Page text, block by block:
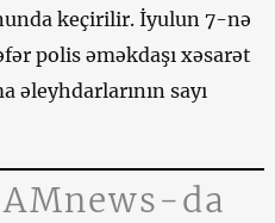
keçirilir. İyulun 7-nə
polis əməkdaşı xəsarət
əleyhdarlarının sayı
da